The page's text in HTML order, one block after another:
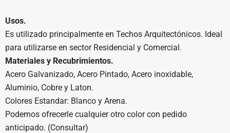
Usos.
Es utilizado principalmente en Techos Arquitectónicos. Ideal
para utilizarse en sector Residencial y Comercial.
Materiales y Recubrimientos.
Acero Galvanizado, Acero Pintado, Acero inoxidable,
Aluminio, Cobre y Laton.
Colores Estandar: Blanco y Arena.
Podemos ofrecerle cualquier otro color con pedido
anticipado. (Consultar)